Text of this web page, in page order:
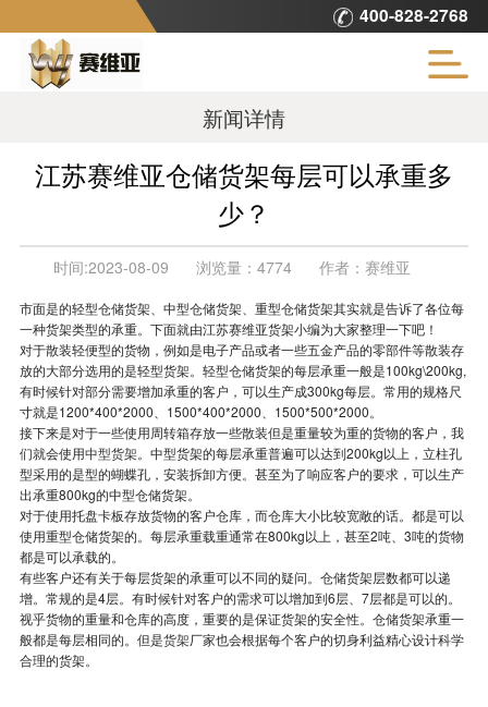
400-828-2768
新闻详情
江苏赛维亚仓储货架每层可以承重多
少？
时间:2023-08-09 浏览量： 4774 作者： 赛维亚
市面是的轻型仓储货架、中型仓储货架、重型仓储货架其实就是告诉了各位每
一种货架类型的承重。下面就由江苏赛维亚货架小编为大家整理一下吧！
对于散装轻便型的货物，例如是电子产品或者一些五金产品的零部件等散装存
放的大部分选用的是轻型货架。轻型仓储货架的每层承重一般是100kg\200kg,
有时候针对部分需要增加承重的客户，可以生产成300kg每层。常用的规格尺
寸就是1200*400*2000、1500*400*2000、1500*500*2000。
接下来是对于一些使用周转箱存放一些散装但是重量较为重的货物的客户，我
们就会使用中型货架。中型货架的每层承重普遍可以达到200kg以上，立柱孔
型采用的是型的蝴蝶孔，安装拆卸方便。甚至为了响应客户的要求，可以生产
出承重800kg的中型仓储货架。
对于使用托盘卡板存放货物的客户仓库，而仓库大小比较宽敞的话。都是可以
使用重型仓储货架的。每层承重载重通常在800kg以上，甚至2吨、3吨的货物
都是可以承载的。
有些客户还有关于每层货架的承重可以不同的疑问。仓储货架层数都可以递
增。常规的是4层。有时候针对客户的需求可以增加到6层、7层都是可以的。
视乎货物的重量和仓库的高度，重要的是保证货架的安全性。仓储货架承重一
般都是每层相同的。但是货架厂家也会根据每个客户的切身利益精心设计科学
合理的货架。